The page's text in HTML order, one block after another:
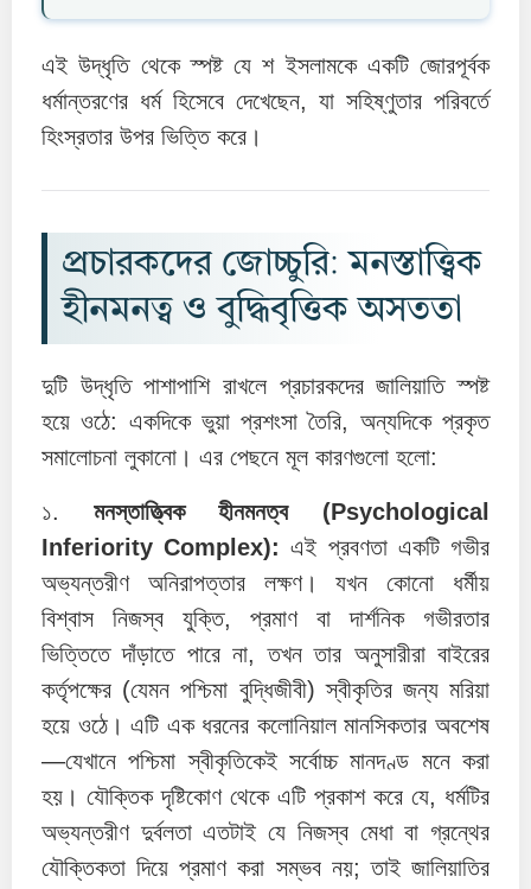
এই উদ্ধৃতি থেকে স্পষ্ট যে শ ইসলামকে একটি জোরপূর্বক
ধর্মান্তরণের ধর্ম হিসেবে দেখেছেন, যা সহিষ্ণুতার পরিবর্তে
হিংস্রতার উপর ভিত্তি করে।
প্রচারকদের জোচ্চুরি: মনস্তাত্ত্বিক
হীনমনত্ব ও বুদ্ধিবৃত্তিক অসততা
দুটি উদ্ধৃতি পাশাপাশি রাখলে প্রচারকদের জালিয়াতি স্পষ্ট
হয়ে ওঠে: একদিকে ভুয়া প্রশংসা তৈরি, অন্যদিকে প্রকৃত
সমালোচনা লুকানো। এর পেছনে মূল কারণগুলো হলো:
১. মনস্তাত্ত্বিক হীনমনত্ব (Psychological
Inferiority Complex): এই প্রবণতা একটি গভীর
অভ্যন্তরীণ অনিরাপত্তার লক্ষণ। যখন কোনো ধর্মীয়
বিশ্বাস নিজস্ব যুক্তি, প্রমাণ বা দার্শনিক গভীরতার
ভিত্তিতে দাঁড়াতে পারে না, তখন তার অনুসারীরা বাইরের
কর্তৃপক্ষের (যেমন পশ্চিমা বুদ্ধিজীবী) স্বীকৃতির জন্য মরিয়া
হয়ে ওঠে। এটি এক ধরনের কলোনিয়াল মানসিকতার অবশেষ
—যেখানে পশ্চিমা স্বীকৃতিকেই সর্বোচ্চ মানদণ্ড মনে করা
হয়। যৌক্তিক দৃষ্টিকোণ থেকে এটি প্রকাশ করে যে, ধর্মটির
অভ্যন্তরীণ দুর্বলতা এতটাই যে নিজস্ব মেধা বা গ্রন্থের
যৌক্তিকতা দিয়ে প্রমাণ করা সম্ভব নয়; তাই জালিয়াতির